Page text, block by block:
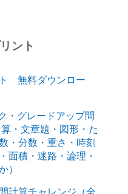
ント
無料ダウンロー
・グレードアップ問
・文章題・図形・た
・分数・重さ・時刻
面積・迷路・論理・
）
計算チャレンジ（全